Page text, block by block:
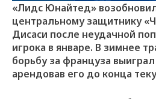
«Лидс Юнайтед»
центральному защитнику
Дисаси после неудачной
игрока в январе. В зимнее
борьбу за француза
арендовав его до конца